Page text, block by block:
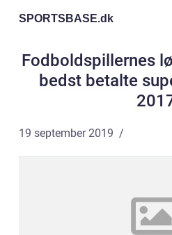
SPORTSBASE.dk
Fodboldspillernes
bedst betalte
19 september 2019